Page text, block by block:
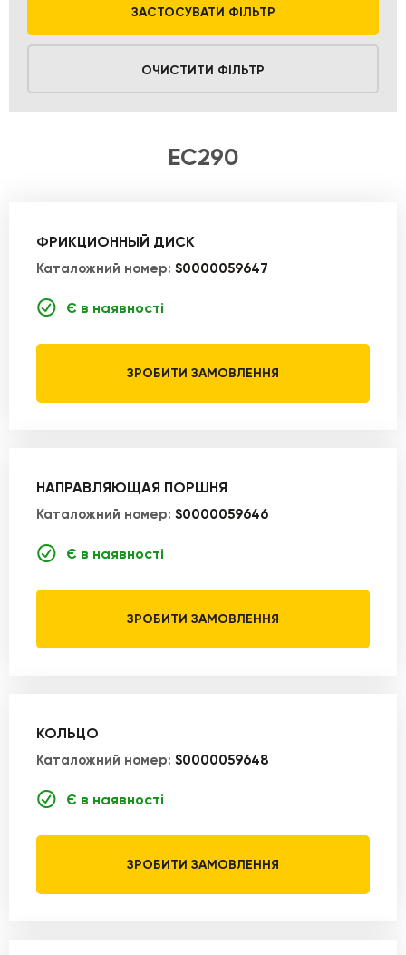
ЗАСТОСУВАТИ ФІЛЬТР
ОЧИСТИТИ ФІЛЬТР
EC290
ФРИКЦИОННЫЙ ДИСК
Каталожний номер: S0000059647
Є в наявності
ЗРОБИТИ ЗАМОВЛЕННЯ
НАПРАВЛЯЮЩАЯ ПОРШНЯ
Каталожний номер: S0000059646
Є в наявності
ЗРОБИТИ ЗАМОВЛЕННЯ
КОЛЬЦО
Каталожний номер: S0000059648
Є в наявності
ЗРОБИТИ ЗАМОВЛЕННЯ